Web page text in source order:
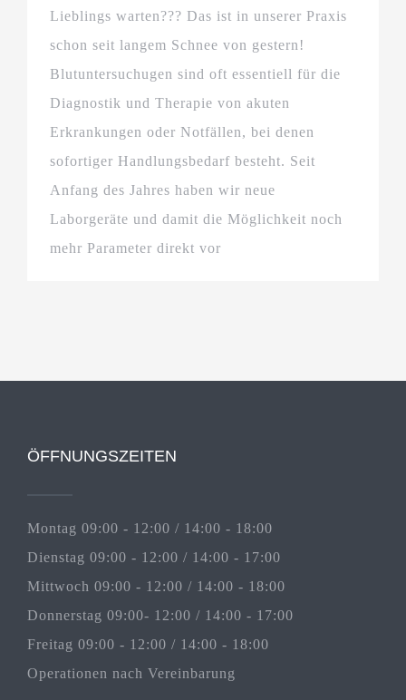
Lieblings warten??? Das ist in unserer Praxis
schon seit langem Schnee von gestern!
Blutuntersuchugen sind oft essentiell für die
Diagnostik und Therapie von akuten
Erkrankungen oder Notfällen, bei denen
sofortiger Handlungsbedarf besteht. Seit
Anfang des Jahres haben wir neue
Laborgeräte und damit die Möglichkeit noch
mehr Parameter direkt vor
ÖFFNUNGSZEITEN
Montag 09:00 - 12:00 / 14:00 - 18:00
Dienstag 09:00 - 12:00 / 14:00 - 17:00
Mittwoch 09:00 - 12:00 / 14:00 - 18:00
Donnerstag 09:00- 12:00 / 14:00 - 17:00
Freitag 09:00 - 12:00 / 14:00 - 18:00
Operationen nach Vereinbarung